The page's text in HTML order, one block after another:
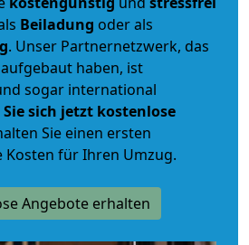
Beiladung oder als
. Unser Partnernetzwerk, das
haben, ist
sogar international
Sie sich jetzt kostenlose
Sie einen ersten
Kosten für Ihren Umzug.
Angebote erhalten